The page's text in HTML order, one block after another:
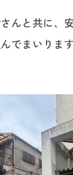
んと共に、
でまいります